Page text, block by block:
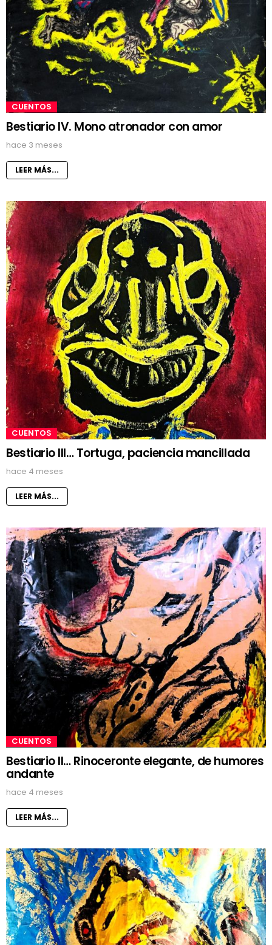
CUENTOS
Bestiario IV. Mono atronador con amor
hace 3 meses
LEER MÁS...
CUENTOS
Bestiario III… Tortuga, paciencia mancillada
hace 4 meses
LEER MÁS...
CUENTOS
Bestiario II… Rinoceronte elegante, de humores
andante
hace 4 meses
LEER MÁS...